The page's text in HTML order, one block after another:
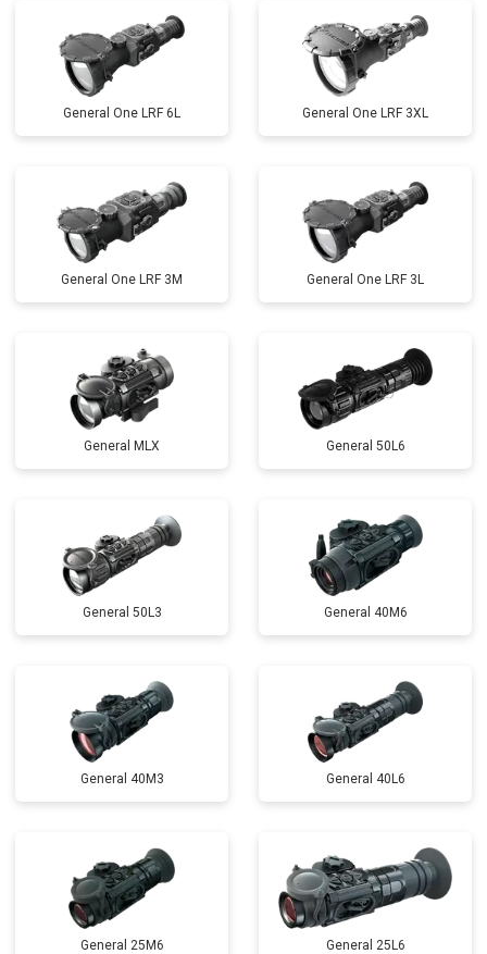
General One LRF 6L General One LRF 3XL
General One LRF 3M General One LRF 3L
General MLX General 50L6
General 50L3 General 40M6
General 40M3 General 40L6
General 25M6 General 25L6